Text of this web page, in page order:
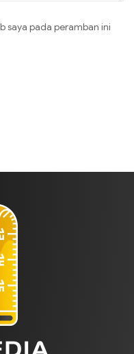
saya pada peramban ini